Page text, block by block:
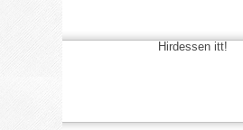
Hirdessen itt!